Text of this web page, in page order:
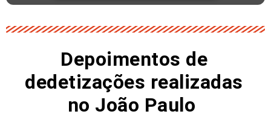
Depoimentos de
dedetizações realizadas
no João Paulo ​